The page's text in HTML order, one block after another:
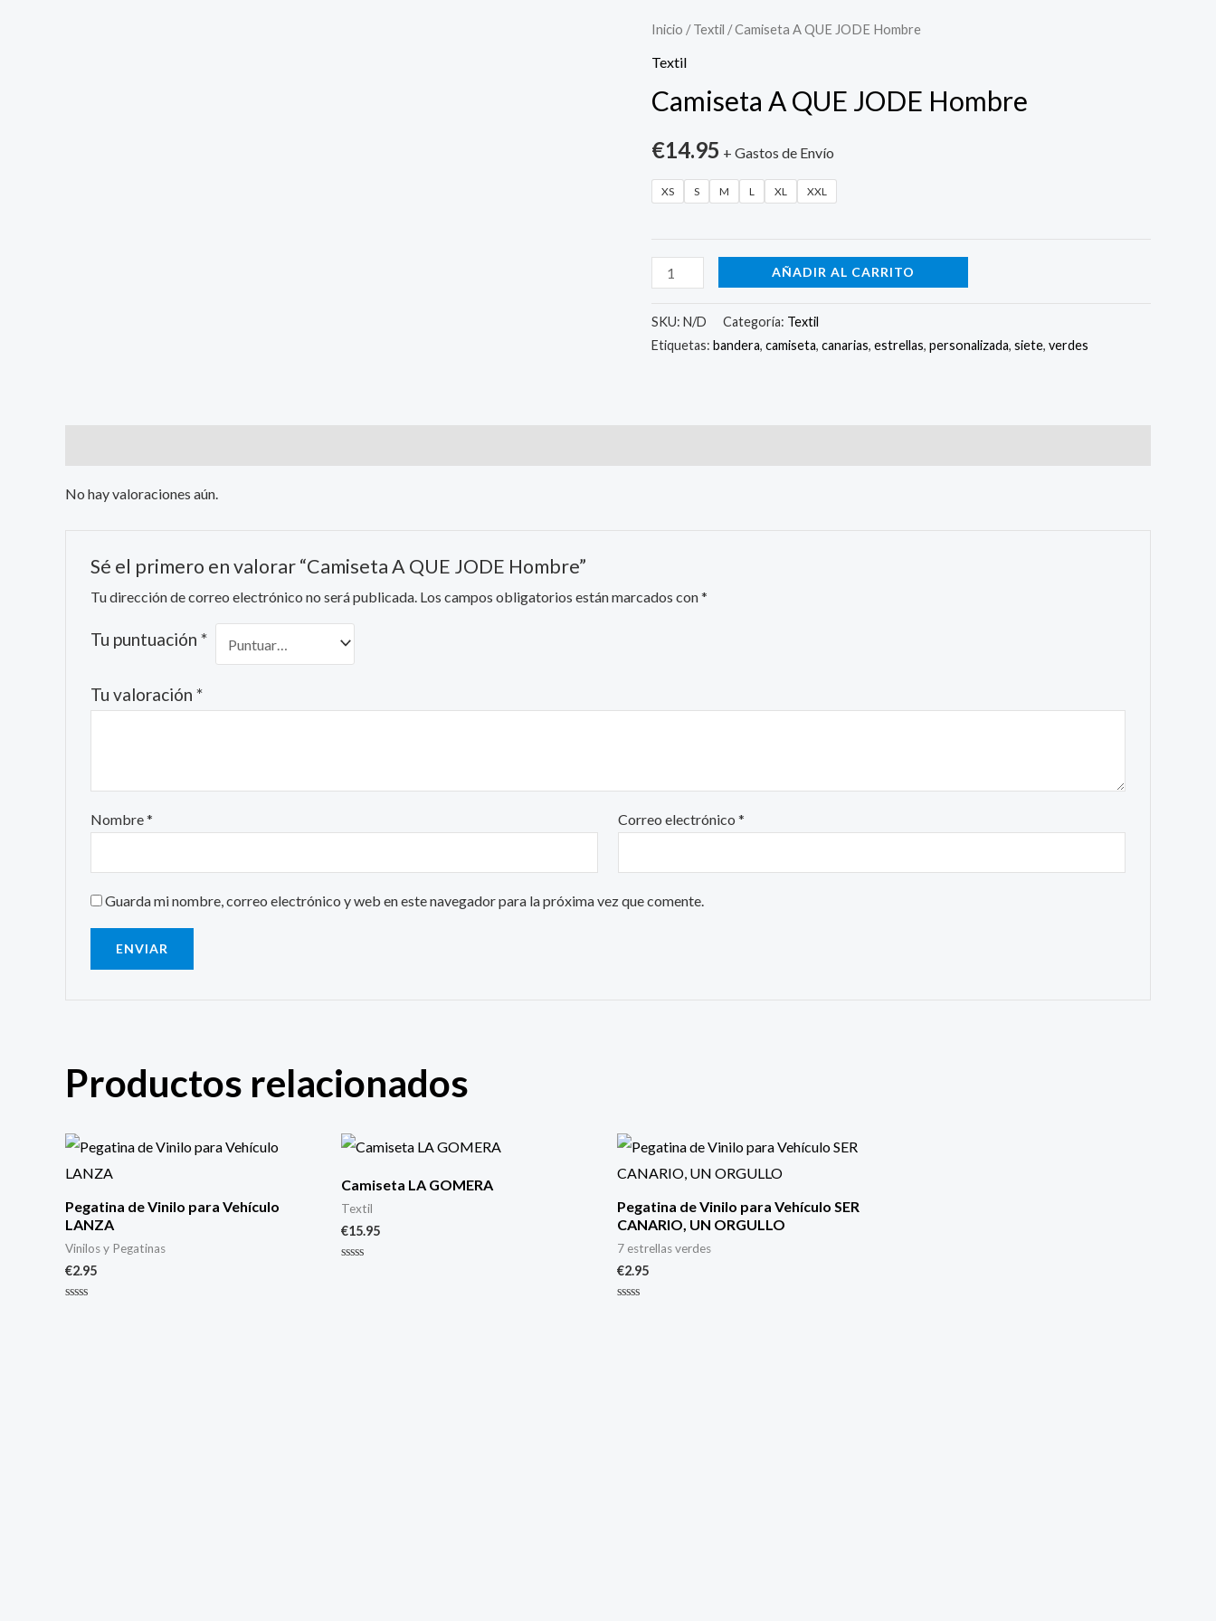
Inicio /Textil / Camiseta A QUE JODE Hombre
Textil
Camiseta A QUE JODE Hombre
€14.95 + Gastos de Envío
XS S M L XL XXL
Camiseta
A
JODE
cantidad
AÑADIR AL CARRITO
SKU: N/D Categoría: Textil
Etiquetas: bandera, camiseta, canarias, estrellas, personalizada, siete, verdes
No hay valoraciones aún.
Sé el primero en valorar “Camiseta A QUE JODE Hombre”
Tu dirección de correo electrónico no será publicada. Los campos obligatorios están marcados con*
Tu puntuación *
Tu valoración *
Nombre* Correo electrónico*
Guarda mi nombre, correo electrónico y web en este navegador para la próxima vez que comente.
Productos relacionados
Pegatina de Vinilo para Vehículo
LANZA
Vinilos y Pegatinas
€2.95
Camiseta LA GOMERA
Textil
€15.95
Pegatina de Vinilo para Vehículo SER
CANARIO, UN ORGULLO
7 estrellas verdes
€2.95